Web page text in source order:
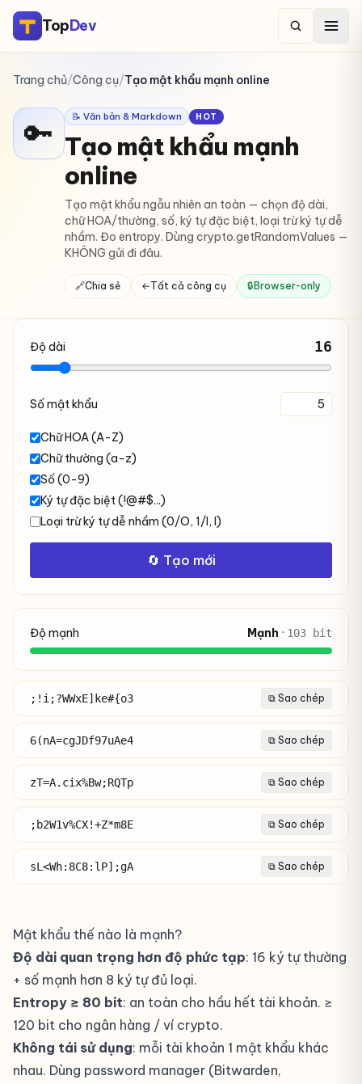
TopDev
Trang chủ/Công cụ/Tạo mật khẩu mạnh online
🔑 📝 Văn bản & Markdown HOT
Tạo mật khẩu mạnh
online
Tạo mật khẩu ngẫu nhiên an toàn — chọn độ dài,
chữ HOA/thường, số, ký tự đặc biệt, loại trừ ký tự dễ
nhầm. Đo entropy. Dùng crypto.getRandomValues —
KHÔNG gửi đi đâu.
🔗Chia sẻ ←Tất cả công cụ 🔒 Browser-only
Độ dài 16
Số mật khẩu
Chữ HOA (A-Z)
Chữ thường (a-z)
Số (0-9)
Ký tự đặc biệt (!@#$...)
Loại trừ ký tự dễ nhầm (0/O, 1/l, I)
🔄 Tạo mới
Độ mạnh Mạnh · 103 bit
;!i;?WWxE]ke#{o3 ⧉ Sao chép
6(nA=cgJDf97uAe4 ⧉ Sao chép
zT=A.cix%Bw;RQTp ⧉ Sao chép
;b2W1v%CX!+Z*m8E ⧉ Sao chép
sL<Wh:8C8:lP];gA ⧉ Sao chép
Mật khẩu thế nào là mạnh?
Độ dài quan trọng hơn độ phức tạp: 16 ký tự thường
+ số mạnh hơn 8 ký tự đủ loại.
Entropy ≥ 80 bit: an toàn cho hầu hết tài khoản. ≥
120 bit cho ngân hàng / ví crypto.
Không tái sử dụng: mỗi tài khoản 1 mật khẩu khác
nhau. Dùng password manager (Bitwarden,